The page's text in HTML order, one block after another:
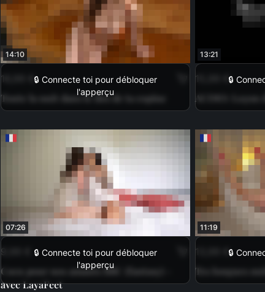
14:10
🔒 Connecte toi pour débloquer
l'apperçu
16,99 €
Toute la nuit dans le dos de ta copine
13:21
🔒
15,99 €
AUDIO:
07:26
🔒 Connecte toi pour débloquer
l'apperçu
9,99 €
Cocu pour nos amants BBC (fantasy) -
avec LayaFeet
11:19
🔒
13,99 €
Tes longues